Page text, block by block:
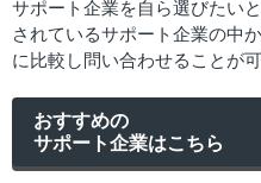
サポート企業を自ら選びたい
されているサポート企業の中
に比較し問い合わせることが可
おすすめの
サポート企業はこちら